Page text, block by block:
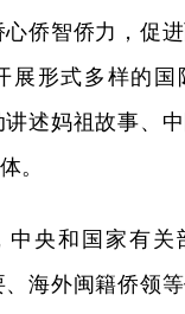
侨智侨力，促
展形式多样的国
述妈祖故事、
。
中央和国家有关
海外闽籍侨领